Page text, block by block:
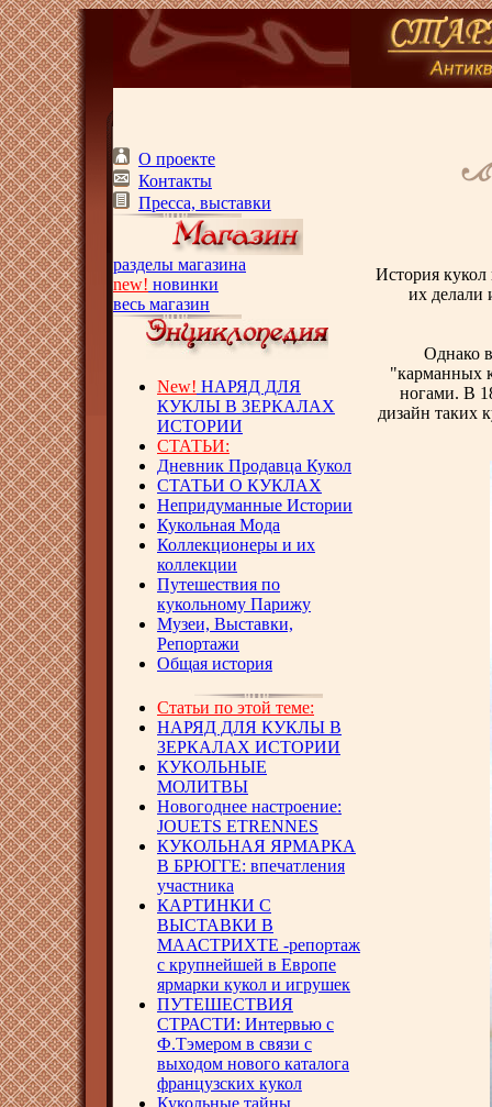
О проекте
Контакты
Пресса, выставки
разделы магазина
new! новинки
весь магазин
New! НАРЯД ДЛЯ
КУКЛЫ В ЗЕРКАЛАХ
ИСТОРИИ
СТАТЬИ:
Дневник Продавца Кукол
СТАТЬИ О КУКЛАХ
Непридуманные Истории
Кукольная Мода
Коллекционеры и их
коллекции
Путешествия по
кукольному Парижу
Музеи, Выставки,
Репортажи
Общая история
Статьи по этой теме:
НАРЯД ДЛЯ КУКЛЫ В
ЗЕРКАЛАХ ИСТОРИИ
КУКОЛЬНЫЕ
МОЛИТВЫ
Новогоднее настроение:
JOUETS ETRENNES
КУКОЛЬНАЯ ЯРМАРКА
В БРЮГГЕ: впечатления
участника
КАРТИНКИ С
ВЫСТАВКИ В
МААСТРИХТЕ -репортаж
с крупнейшей в Европе
ярмарки кукол и игрушек
ПУТЕШЕСТВИЯ
СТРАСТИ: Интервью с
Ф.Тэмером в связи с
выходом нового каталога
французских кукол
Кукольные тайны
История кукол
их делали
Однако
"карманных
ногами. В
дизайн таких